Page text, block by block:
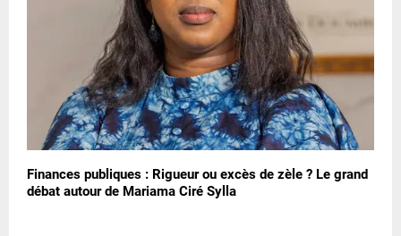
Finances publiques : Rigueur ou excès de zèle ? Le grand
débat autour de Mariama Ciré Sylla